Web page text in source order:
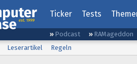
Ticker Tests
Podcast RAMageddon
Leserartikel Regeln